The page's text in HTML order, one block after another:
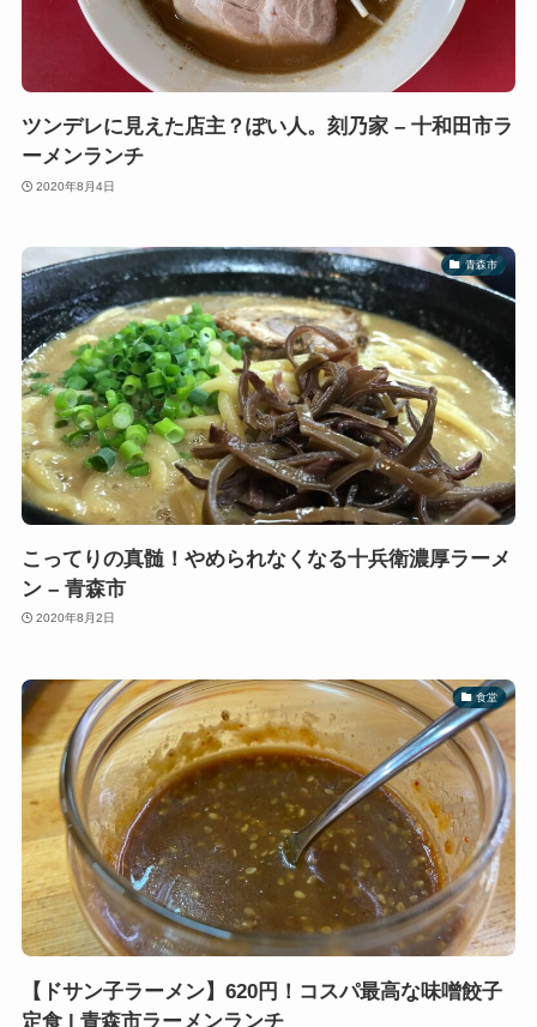
ツンデレに見えた店主？ぽい人。刻乃家 – 十和田市ラ
ーメンランチ
2020年8月4日
青森市
こってりの真髄！やめられなくなる十兵衛濃厚ラーメ
ン – 青森市
2020年8月2日
食堂
【ドサン子ラーメン】620円！コスパ最高な味噌餃子
定食 | 青森市ラーメンランチ